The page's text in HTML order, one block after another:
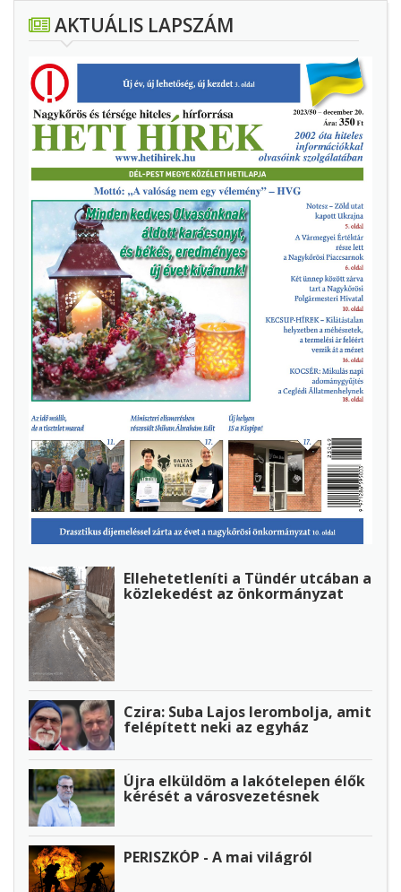
AKTUÁLIS LAPSZÁM
Ellehetetleníti a Tündér utcában a
közlekedést az önkormányzat
Czira: Suba Lajos lerombolja, amit
felépített neki az egyház
Újra elküldöm a lakótelepen élők
kérését a városvezetésnek
PERISZKÓP - A mai világról